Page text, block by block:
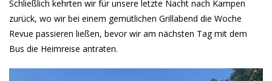
Schließlich kehrten wir für unsere letzte Nacht nach Kampen
zurück, wo wir bei einem gemütlichen Grillabend die Woche
Revue passieren ließen, bevor wir am nächsten Tag mit dem
Bus die Heimreise antraten.